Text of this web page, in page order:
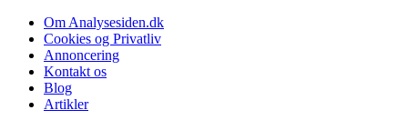
Om Analysesiden.dk
Cookies og Privatliv
Annoncering
Kontakt os
Blog
Artikler